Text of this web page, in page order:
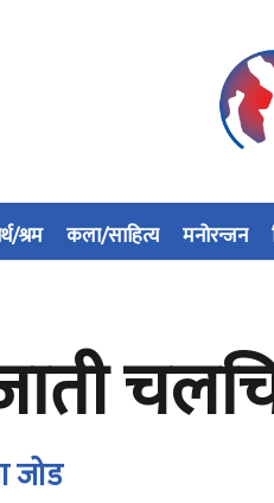
श्रम कला/साहित्य मनोरन्जन
जोड